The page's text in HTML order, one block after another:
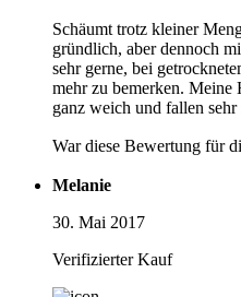
Schäumt trotz kleiner
gründlich, aber dennoch
sehr gerne, bei
mehr zu bemerken. Meine
ganz weich und fallen
War diese Bewertung für
Melanie
30. Mai 2017
Verifizierter Kauf